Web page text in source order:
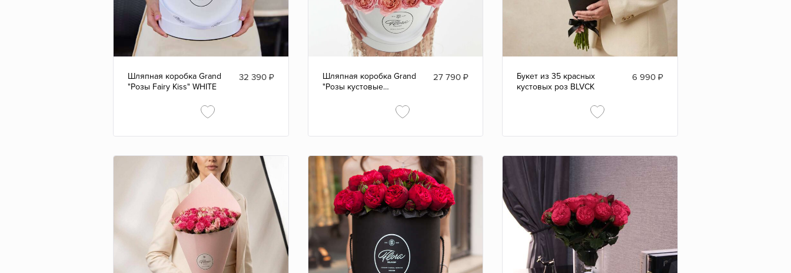
Шляпная коробка Grand
"Розы Fairy Kiss" WHITE
32 390₽
Шляпная коробка Grand
"Розы кустовые
27 790 ₽
Букет из 35 красных
кустовых роз BLVCK
6 990₽